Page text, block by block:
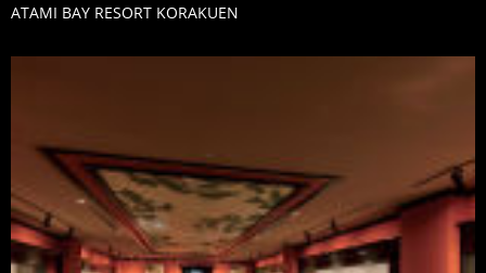
ATAMI BAY RESORT KORAKUEN